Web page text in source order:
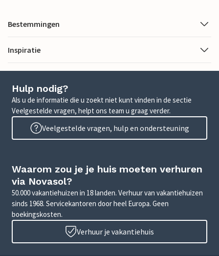
Bestemmingen
Inspiratie
Hulp nodig?
Als u de informatie die u zoekt niet kunt vinden in de sectie
Veelgestelde vragen, helpt ons team u graag verder.
Veelgestelde vragen, hulp en ondersteuning
Waarom zou je je huis moeten verhuren
via Novasol?
50.000 vakantiehuizen in 18 landen. Verhuur van vakantiehuizen
sinds 1968. Servicekantoren door heel Europa. Geen
boekingskosten.
Verhuur je vakantiehuis